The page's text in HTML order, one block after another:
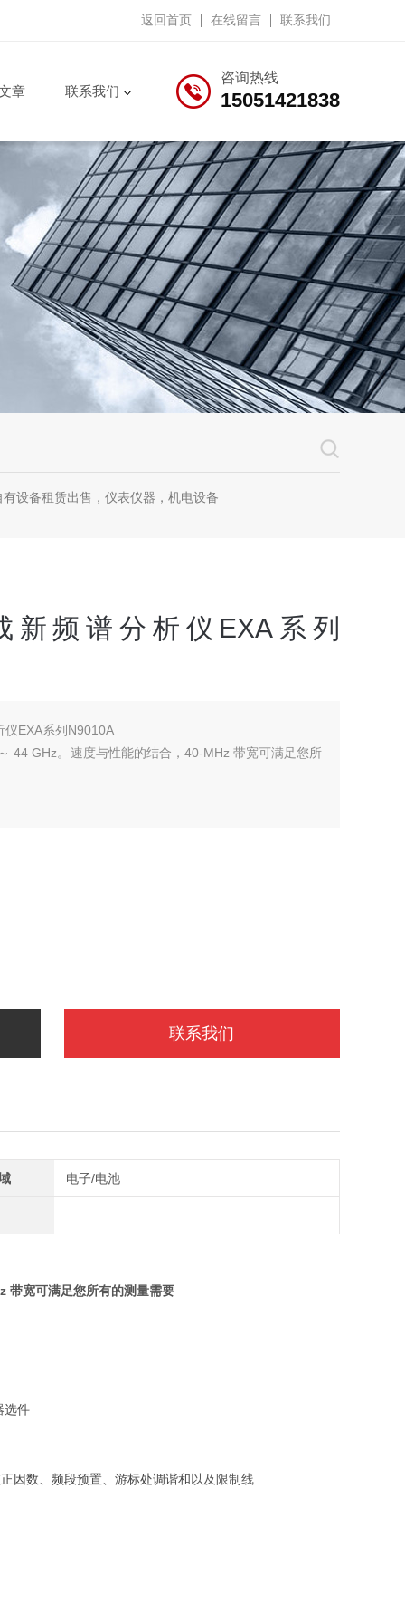
返回首页 在线留言 联系我们
咨询热线
15051421838
章 联系我们
设备租赁出售，仪表仪器，机电设备
频谱分析仪EXA系列
仪EXA系列N9010A
44 GHz。速度与性能的结合，40-MHz 带宽可满足您所
联系我们
电子/电池
带宽可满足您所有的测量需要
选件
因数、频段预置、游标处调谐和 以及限制线